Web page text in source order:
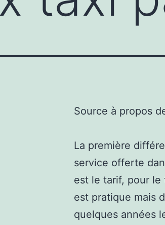
Source à propos
La première
service offerte
est le tarif, pour le
est pratique mais
quelques années